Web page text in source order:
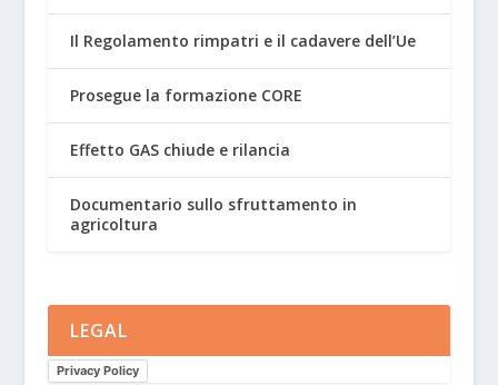
Il Regolamento rimpatri e il cadavere dell’Ue
Prosegue la formazione CORE
Effetto GAS chiude e rilancia
Documentario sullo sfruttamento in
agricoltura
LEGAL
Privacy Policy